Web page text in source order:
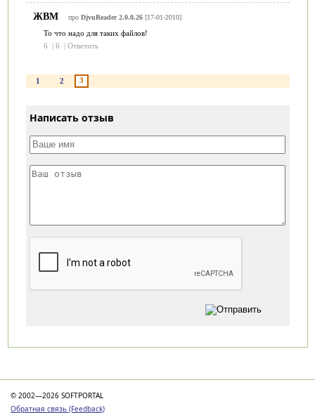
ЖВМ про DjvuReader 2.0.0.26[17-01-2010]
То что надо для таких файлов!
6
| 6 | Ответить
1 2 3
Написать отзыв
© 2002—2026 SOFTPORTAL
Обратная связь (Feedback)